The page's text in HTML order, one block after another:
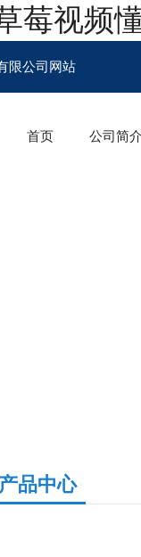
莓视频
限公司网站
首页 公司简
产品中心